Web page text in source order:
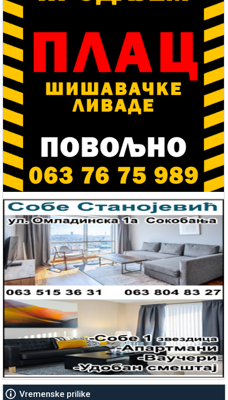
Vremenske prilike